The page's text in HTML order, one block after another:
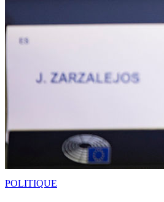
POLITIQUE